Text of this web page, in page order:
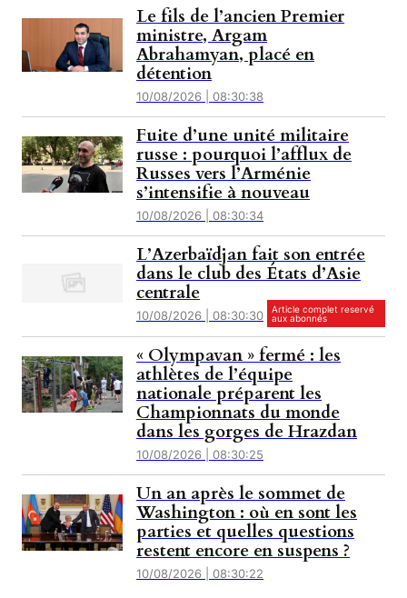
Le fils de l’ancien Premier
ministre, Argam
Abrahamyan, placé en
détention
10/08/2026 | 08:30:38
Fuite d’une unité militaire
russe : pourquoi l’afflux de
Russes vers l’Arménie
s’intensifie à nouveau
10/08/2026 | 08:30:34
L’Azerbaïdjan fait son entrée
dans le club des États d’Asie
centrale
10/08/2026 | 08:30:30
Article complet reservé
aux abonnés
« Olympavan » fermé : les
athlètes de l’équipe
nationale préparent les
Championnats du monde
dans les gorges de Hrazdan
10/08/2026 | 08:30:25
Un an après le sommet de
Washington : où en sont les
parties et quelles questions
restent encore en suspens ?
10/08/2026 | 08:30:22